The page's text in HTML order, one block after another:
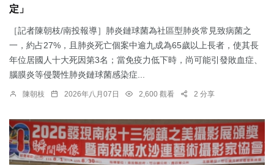
定」
［記者陳朝枝/南投報導］肺炎鏈球菌為社區型肺炎常見致病菌之
一，約占27%，且肺炎死亡個案中逾九成為65歲以上長者，使其長
年位居國人十大死因第3名；當免疫力低下時，尚可能引發敗血症、
腦膜炎等侵襲性肺炎鏈球菌感染症...
陳朝枝 2026年八月07日 2,600 觀看 2 分享